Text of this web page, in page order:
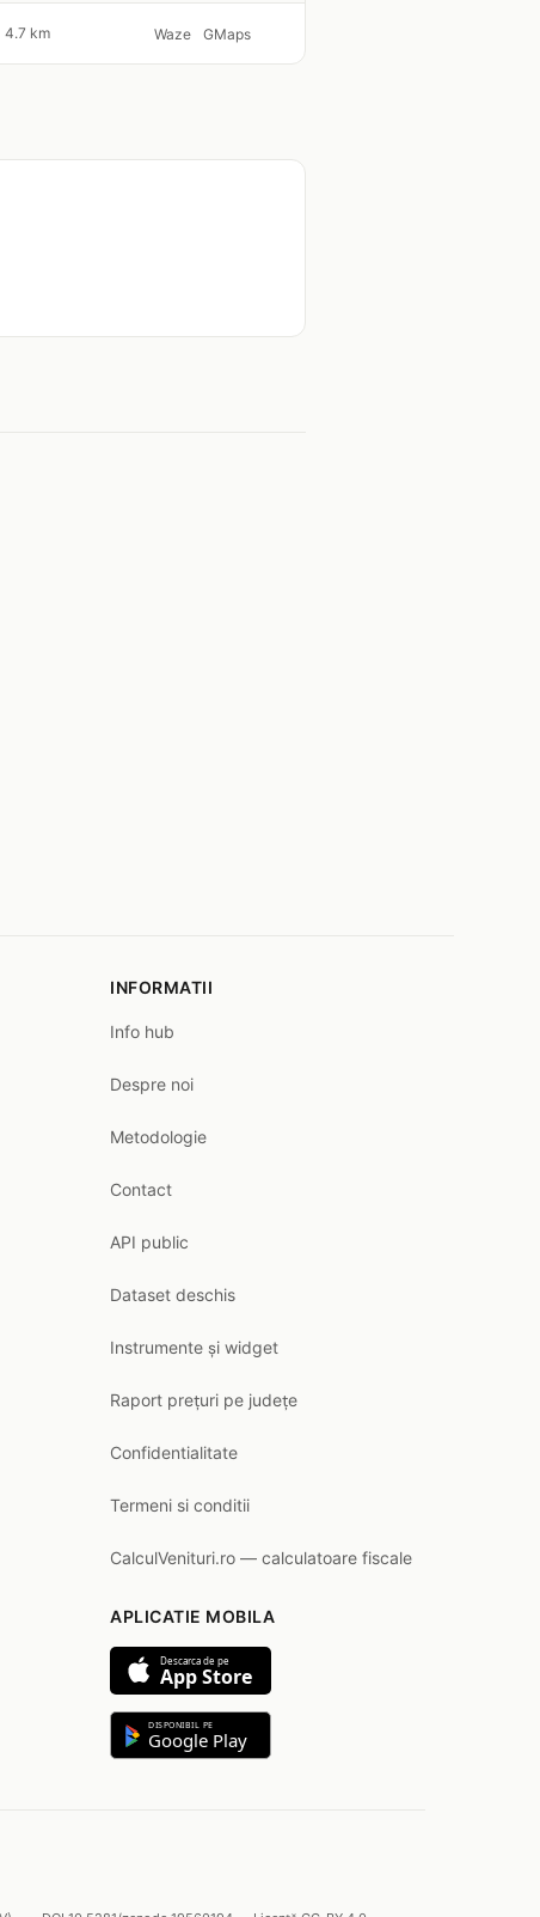
4.7 km Waze GMaps
INFORMATII
Info hub
Despre noi
Metodologie
Contact
API public
Dataset deschis
Instrumente și widget
Raport prețuri pe județe
Confidentialitate
Termeni si conditii
CalculVenituri.ro — calculatoare fiscale
APLICATIE MOBILA
Descarca de pe
App Store
DISPONIBIL PE
Google Play